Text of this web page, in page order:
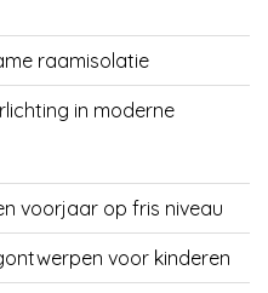
raamisolatie
in moderne
voorjaar op fris niveau
voor kinderen